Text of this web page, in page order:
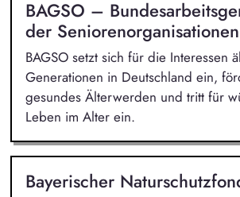
BAGSO –
der Seniorenorganisationen
BAGSO setzt sich für die Interessen
Generationen in Deutschland ein,
gesundes Älterwerden und tritt für
Leben im Alter ein.
Bayerischer